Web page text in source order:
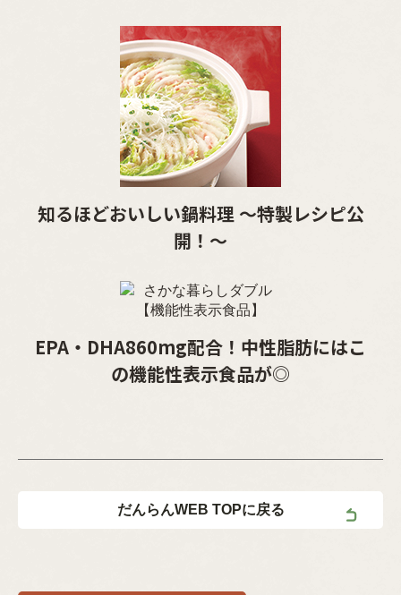
知るほどおいしい鍋料理 ～特製レシピ公
開！～
EPA・DHA860mg配合！中性脂肪にはこ
の機能性表示食品が◎
だんらんWEB TOPに戻る